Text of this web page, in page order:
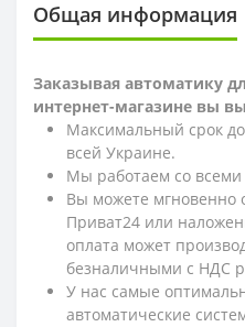
Общая информация
Заказывая автоматику
интернет-магазине вы
Максимальный срок
всей Украине.
Мы работаем со
Вы можете мгновенно
Приват24 или
оплата может
безналичными с НДС
У нас самые
автоматические